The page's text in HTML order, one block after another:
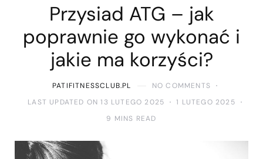
Przysiad ATG – jak
poprawnie go wykonać i
jakie ma korzyści?
PATIFITNESSCLUB.PL
NO COMMENTS
LAST UPDATED ON 13 LUTEGO 2025
1 LUTEGO 2025
9 MINS READ